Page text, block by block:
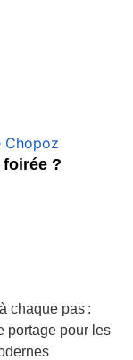
Chopoz
?
chaque pas :
portage pour les